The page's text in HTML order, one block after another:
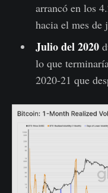
arrancó en los
hacia el mes de
Julio del 2020
lo que
2020-21 que